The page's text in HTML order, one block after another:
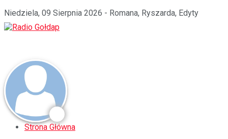
Niedziela, 09 Sierpnia 2026 - Romana, Ryszarda, Edyty
Strona Główna